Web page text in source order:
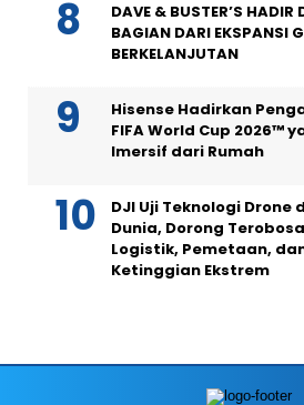
DAVE & BUSTER’S HADIR
BAGIAN DARI EKSPANSI
BERKELANJUTAN
Hisense Hadirkan
FIFA World Cup 2026™
Imersif dari Rumah
DJI Uji Teknologi
Dunia, Dorong
Logistik, Pemetaan,
Ketinggian Ekstrem